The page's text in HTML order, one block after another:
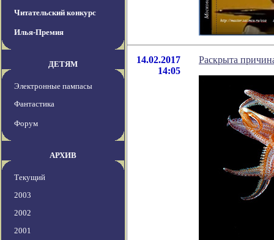
Читательский конкурс
Илья-Премия
ДЕТЯМ
Электронные пампасы
Фантастика
Форум
АРХИВ
Текущий
2003
2002
2001
14.02.2017
14:05
Раскрыта